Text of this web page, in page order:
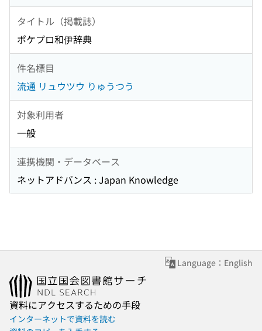
タイトル（掲載誌）
ポケプロ和伊辞典
件名標目
流通 リュウツウ りゅうつう
対象利用者
一般
連携機関・データベース
ネットアドバンス : Japan Knowledge
Language：English
資料にアクセスするための手段
インターネットで資料を読む